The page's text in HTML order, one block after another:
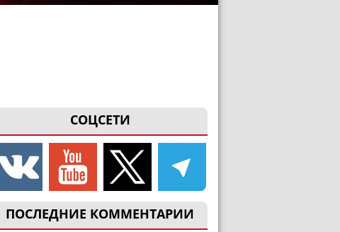
СОЦСЕТИ
ПОСЛЕДНИЕ КОММЕНТАРИИ